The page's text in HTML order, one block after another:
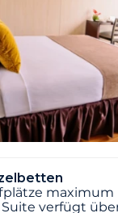
maximum
verfügt